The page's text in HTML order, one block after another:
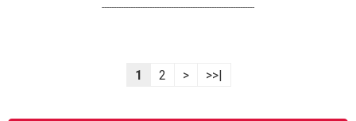
----------------------------------------------------------------
1 2 > >>|